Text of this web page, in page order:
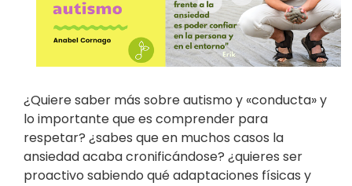
¿Quiere saber más sobre autismo y «conducta» y
lo importante que es comprender para
respetar? ¿sabes que en muchos casos la
ansiedad acaba cronificándose? ¿quieres ser
proactivo sabiendo qué adaptaciones físicas y